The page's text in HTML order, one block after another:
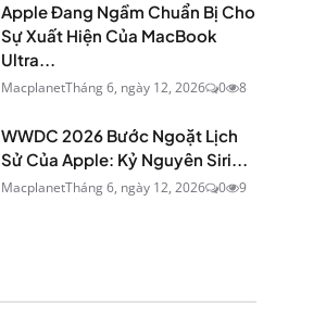
Apple Đang Ngầm Chuẩn Bị Cho
Sự Xuất Hiện Của MacBook
Ultra...
MacplanetTháng 6, ngày 12, 2026 0 8
WWDC 2026 Bước Ngoặt Lịch
Sử Của Apple: Kỷ Nguyên Siri...
MacplanetTháng 6, ngày 12, 2026 0 9